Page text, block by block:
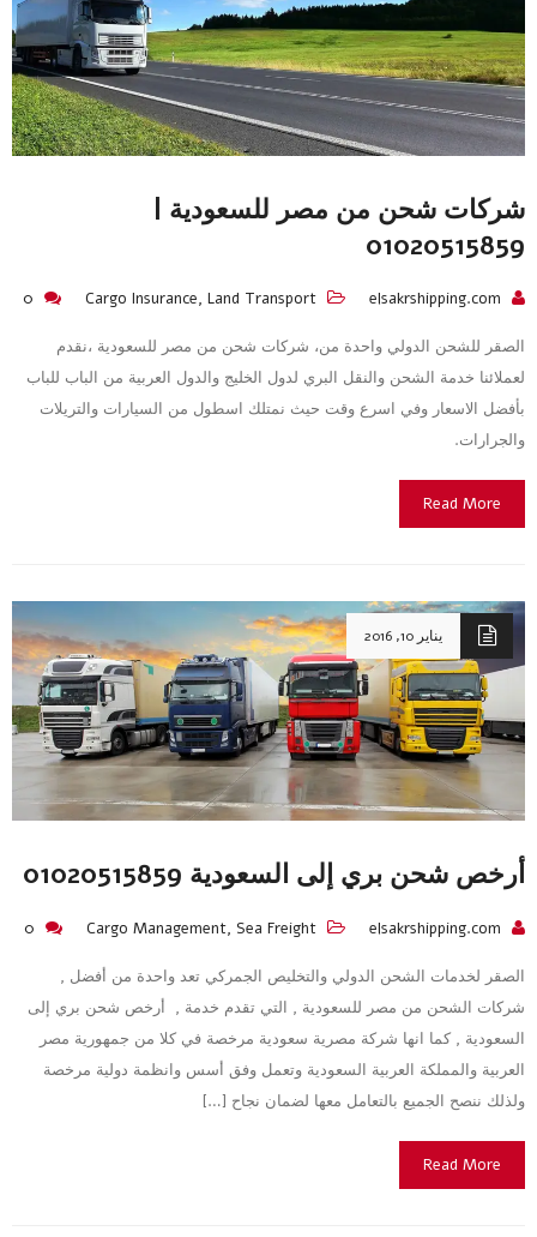
شركات شحن من مصر للسعودية |
01020515859
elsakrshipping.com
Cargo Insurance, Land Transport
الصقر للشحن الدولي واحدة من، شركات شحن من مصر للسعودية ،نقدم
لعملائنا خدمة الشحن والنقل البري لدول الخليج والدول العربية من الباب للباب
بأفضل الاسعار وفي اسرع وقت حيث نمتلك اسطول من السيارات والتريلات
والجرارات.
Read More
يناير 10, 2016
أرخص شحن بري إلى السعودية 01020515859
elsakrshipping.com
Cargo Management, Sea Freight
الصقر لخدمات الشحن الدولي والتخليص الجمركي تعد واحدة من أفضل ,
شركات الشحن من مصر للسعودية , التي تقدم خدمة , أرخص شحن بري إلى
السعودية , كما انها شركة مصرية سعودية مرخصة في كلا من جمهورية مصر
العربية والمملكة العربية السعودية وتعمل وفق أسس وانظمة دولية مرخصة
ولذلك ننصح الجميع بالتعامل معها لضمان نجاح […]
Read More